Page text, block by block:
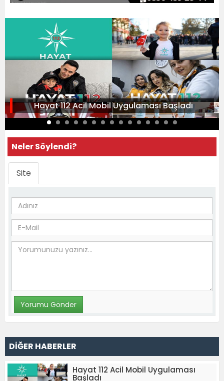
Hayat 112 Acil Mobil Uygulaması Başladı
Neler Söylendi?
Site
DİĞER HABERLER
Hayat 112 Acil Mobil Uygulaması
Başladı